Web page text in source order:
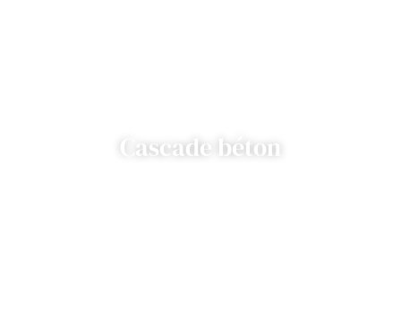
Cascade béton